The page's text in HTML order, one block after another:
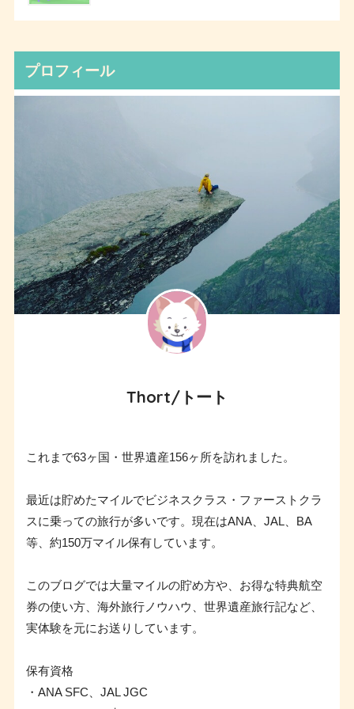
プロフィール
Thort/トート
これまで63ヶ国・世界遺産156ヶ所を訪れました。
最近は貯めたマイルでビジネスクラス・ファーストクラ
スに乗っての旅行が多いです。現在はANA、JAL、BA
等、約150万マイル保有しています。
このブログでは大量マイルの貯め方や、お得な特典航空
券の使い方、海外旅行ノウハウ、世界遺産旅行記など、
実体験を元にお送りしています。
保有資格
・ANA SFC、JAL JGC